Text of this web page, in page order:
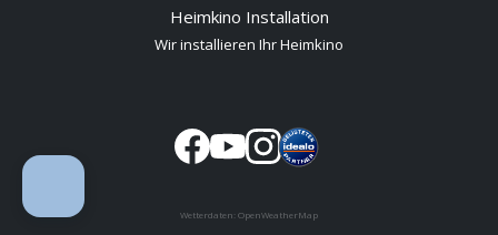
Heimkino Installation
Wir installieren Ihr Heimkino
Wetterdaten: OpenWeatherMap